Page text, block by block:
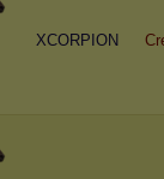
XCORPION